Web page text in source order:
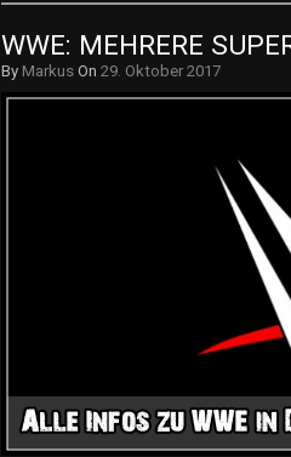
WWE: MEHRERE
By Markus On 29. Oktober 2017